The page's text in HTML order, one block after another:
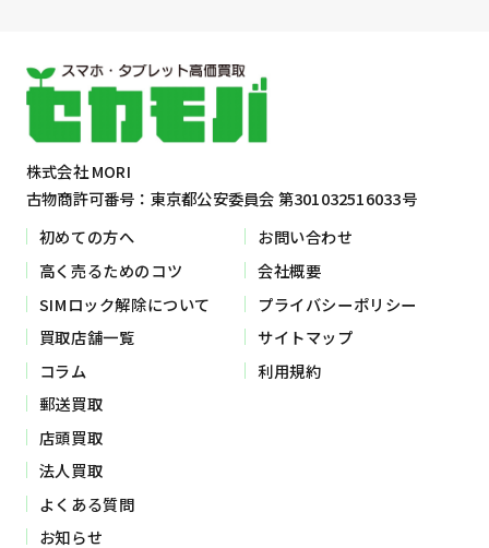
株式会社 MORI
古物商許可番号：東京都公安委員会 第301032516033号
初めての方へ
高く売るためのコツ
SIMロック解除について
買取店舗一覧
コラム
郵送買取
店頭買取
法人買取
よくある質問
お知らせ
お問い合わせ
会社概要
プライバシーポリシー
サイトマップ
利用規約